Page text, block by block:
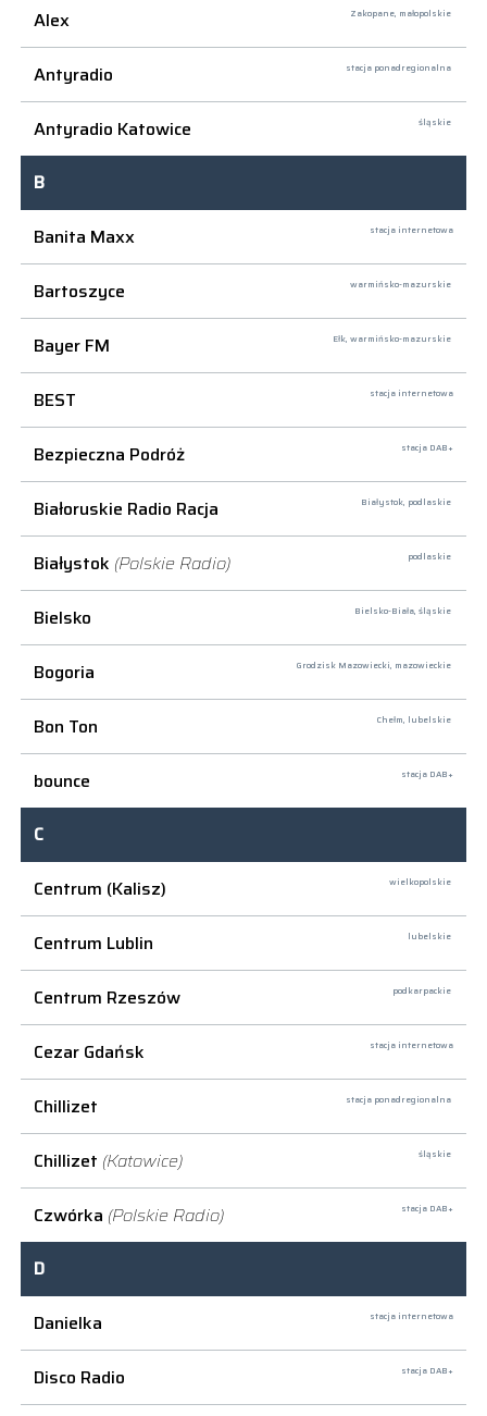
Alex Zakopane, małopolskie
Antyradio stacja ponadregionalna
Antyradio Katowice śląskie
B
Banita Maxx
stacja internetowa
Bartoszyce warmińsko-mazurskie
Bayer FM Ełk, warmińsko-mazurskie
BEST stacja internetowa
Bezpieczna Podróż stacja DAB+
Białoruskie Radio Racja Białystok, podlaskie
Białystok (Polskie Radio) podlaskie
Bielsko Bielsko-Biała, śląskie
Bogoria Grodzisk Mazowiecki, mazowieckie
Bon Ton Chełm, lubelskie
bounce stacja DAB+
C
Centrum (Kalisz)
wielkopolskie
Centrum Lublin lubelskie
Centrum Rzeszów podkarpackie
Cezar Gdańsk stacja internetowa
Chillizet stacja ponadregionalna
Chillizet (Katowice) śląskie
Czwórka (Polskie Radio) stacja DAB+
D
Danielka
stacja internetowa
Disco Radio stacja DAB+